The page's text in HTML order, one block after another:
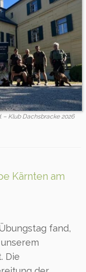
Klub Dachsbracke 2026
Kärnten am
fand,
Die